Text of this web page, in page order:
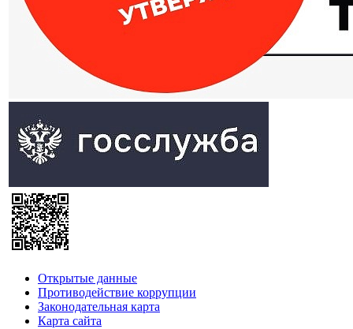
Открытые данные
Противодействие коррупции
Законодательная карта
Карта сайта